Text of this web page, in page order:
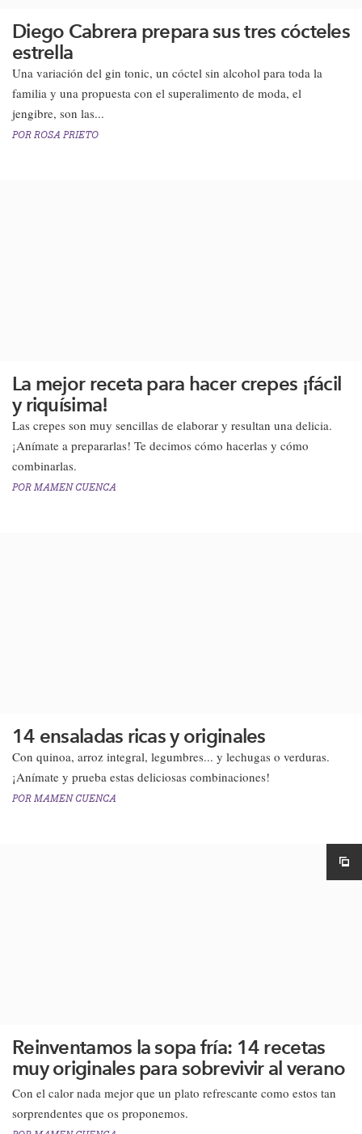
Diego Cabrera prepara sus tres cócteles
estrella
​Una variación del gin tonic, un cóctel sin alcohol para toda la
familia y una propuesta con el superalimento de moda, el
jengibre, son las...
POR ROSA PRIETO
La mejor receta para hacer crepes ¡fácil
y riquísima!
Las crepes son muy sencillas de elaborar y resultan una delicia.
¡Anímate a prepararlas! Te decimos cómo hacerlas y cómo
combinarlas.
POR MAMEN CUENCA
14 ensaladas ricas y originales
Con quinoa, arroz integral, legumbres... y lechugas o verduras.
¡Anímate y prueba estas deliciosas combinaciones!
POR MAMEN CUENCA
Reinventamos la sopa fría: 14 recetas
muy originales para sobrevivir al verano
Con el calor nada mejor que un plato refrescante como estos tan
sorprendentes que os proponemos.